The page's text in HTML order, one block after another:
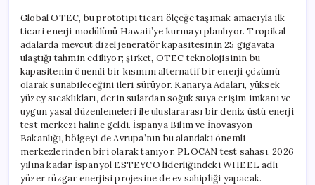
Global OTEC, bu prototipi ticari ölçeğe taşımak amacıyla ilk
ticari enerji modülünü Hawaii’ye kurmayı planlıyor. Tropikal
adalarda mevcut dizel jeneratör kapasitesinin 25 gigavata
ulaştığı tahmin ediliyor; şirket, OTEC teknolojisinin bu
kapasitenin önemli bir kısmını alternatif bir enerji çözümü
olarak sunabileceğini ileri sürüyor. Kanarya Adaları, yüksek
yüzey sıcaklıkları, derin sulardan soğuk suya erişim imkanı ve
uygun yasal düzenlemeleri ile uluslararası bir deniz üstü enerji
test merkezi haline geldi. İspanya Bilim ve İnovasyon
Bakanlığı, bölgeyi de Avrupa’nın bu alandaki önemli
merkezlerinden biri olarak tanıyor. PLOCAN test sahası, 2026
yılına kadar İspanyol ESTEYCO liderliğindeki WHEEL adlı
yüzer rüzgar enerjisi projesine de ev sahipliği yapacak.